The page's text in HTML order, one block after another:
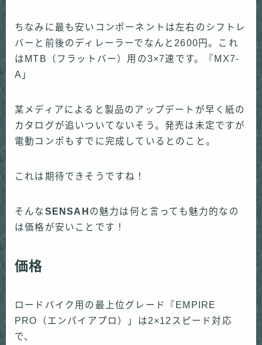
ちなみに最も安いコンポーネントは左右のシフトレ
バーと前後のディレーラーでなんと 2600円。これ
は MTB （フラットバー）用の3×7速です。『 MX7-
A 」
某メディアによると製品のアップデートが早く紙の
カタログが追いついてないそう。発売は未定ですが
電動コンポもすでに完成しているとのこと。
これは期待できそうですね！
そんなSENSAH の魅力は何と言っても魅力的なの
は価格が安いことです！
価格
ロードバイク用の最上位グレード『 EMPIRE
PRO （エンパイアプロ）」は2×12 スピード対応
で、